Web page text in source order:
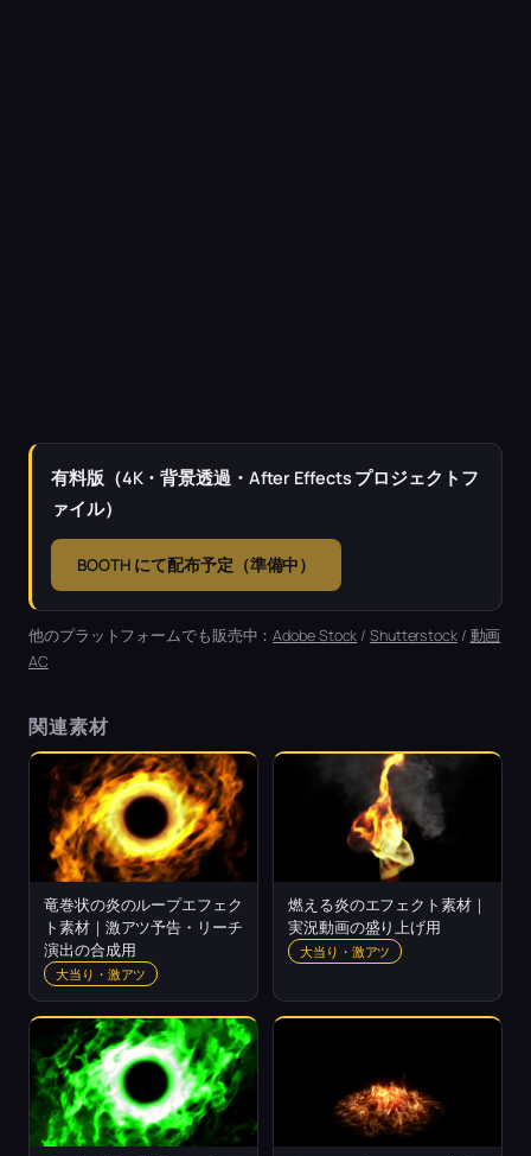
有料版（4K・背景透過・After Effects プロジェクトフ
ァイル）
BOOTH にて配布予定（準備中）
他のプラットフォームでも販売中：Adobe Stock /Shutterstock/ 動画
AC
関連素材
竜巻状の炎のループエフェク
ト素材｜激アツ予告・リーチ
演出の合成用
大当り・激アツ
燃える炎のエフェクト素材｜
実況動画の盛り上げ用
大当り・激アツ